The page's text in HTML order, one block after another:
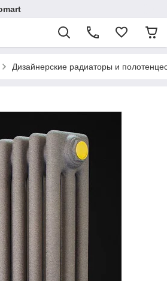
Дизайнерские радиаторы и